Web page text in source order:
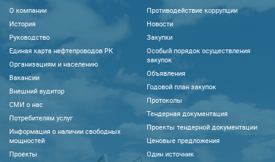
О компании
История
Руководство
Единая карта нефтепроводов РК
Организациям и населению
Вакансии
Внешний аудитор
CМИ о нас
Потребителям услуг
Информация о наличии свободных
мощностей
Проекты
Противодействие коррупции
Новости
Закупки
Особый порядок осуществления
закупок
Объявления
Годовой план закупок
Протоколы
Тендерная документация
Проекты тендерной документации
Ценовые предложения
Один источник